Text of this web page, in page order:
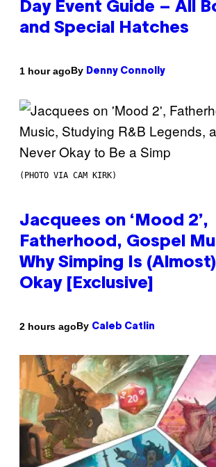
Day Event Guide – All
and Special Hatches
1 hour agoBy Denny Connolly
(PHOTO VIA CAM KIRK)
Jacquees on ‘Mood 2’,
Fatherhood, Gospel
Why Simping Is
Okay [Exclusive]
2 hours agoBy Caleb Catlin